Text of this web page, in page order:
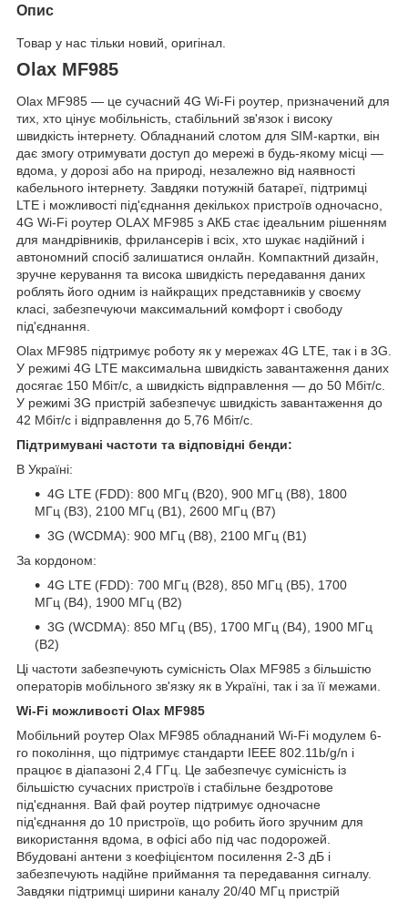
Опис
Товар у нас тільки новий, оригінал.
Olax MF985
Olax MF985 — це сучасний 4G Wi-Fi роутер, призначений для
тих, хто цінує мобільність, стабільний зв'язок і високу
швидкість інтернету. Обладнаний слотом для SIM-картки, він
дає змогу отримувати доступ до мережі в будь-якому місці —
вдома, у дорозі або на природі, незалежно від наявності
кабельного інтернету. Завдяки потужній батареї, підтримці
LTE і можливості під'єднання декількох пристроїв одночасно,
4G Wi-Fi роутер OLAX MF985 з АКБ стає ідеальним рішенням
для мандрівників, фрилансерів і всіх, хто шукає надійний і
автономний спосіб залишатися онлайн. Компактний дизайн,
зручне керування та висока швидкість передавання даних
роблять його одним із найкращих представників у своєму
класі, забезпечуючи максимальний комфорт і свободу
під'єднання.
Olax MF985 підтримує роботу як у мережах 4G LTE, так і в 3G.
У режимі 4G LTE максимальна швидкість завантаження даних
досягає 150 Мбіт/с, а швидкість відправлення — до 50 Мбіт/с.
У режимі 3G пристрій забезпечує швидкість завантаження до
42 Мбіт/с і відправлення до 5,76 Мбіт/с.
Підтримувані частоти та відповідні бенди:
В Україні:
4G LTE (FDD): 800 МГц (B20), 900 МГц (B8), 1800
МГц (B3), 2100 МГц (B1), 2600 МГц (B7)
3G (WCDMA): 900 МГц (B8), 2100 МГц (B1)
За кордоном:
4G LTE (FDD): 700 МГц (B28), 850 МГц (B5), 1700
МГц (B4), 1900 МГц (B2)
3G (WCDMA): 850 МГц (B5), 1700 МГц (B4), 1900 МГц
(B2)
Ці частоти забезпечують сумісність Olax MF985 з більшістю
операторів мобільного зв'язку як в Україні, так і за її межами.
Wi-Fi можливості Olax MF985
Мобільний роутер Olax MF985 обладнаний Wi-Fi модулем 6-
го покоління, що підтримує стандарти IEEE 802.11b/g/n і
працює в діапазоні 2,4 ГГц. Це забезпечує сумісність із
більшістю сучасних пристроїв і стабільне бездротове
під'єднання. Вай фай роутер підтримує одночасне
під'єднання до 10 пристроїв, що робить його зручним для
використання вдома, в офісі або під час подорожей.
Вбудовані антени з коефіцієнтом посилення 2-3 дБ і
забезпечують надійне приймання та передавання сигналу.
Завдяки підтримці ширини каналу 20/40 МГц пристрій